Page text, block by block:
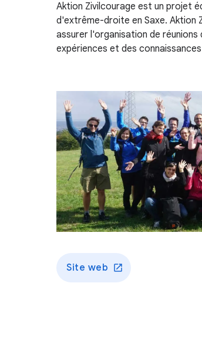
Aktion Zivilcourage est un projet
d'extrême-droite en Saxe. Aktion
assurer l'organisation de
expériences et des
Site web